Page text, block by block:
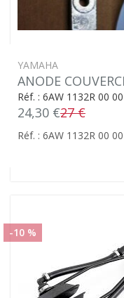
YAMAHA
ANODE
Réf. : 6AW 1132R 00 00
24,30 €27 €
Réf. : 6AW 1132R 00 00
-10 %